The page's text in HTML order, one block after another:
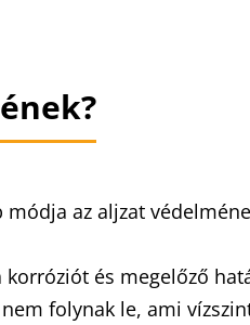
az aljzat
és megelőző
folynak le, ami